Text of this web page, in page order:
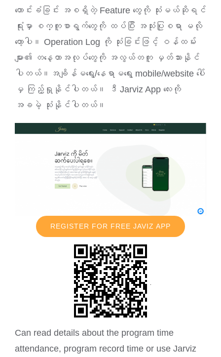
တောင်းခံခြင်း အစရှိတဲ့ Feature တွေကို သုံးမယ်ဆိုရင်
ရုံးမှာ စက္ကူစာရွက်တွေကို ထပ်ပြီး အသုံးပြုစရာ မလို
တော့ပါ။ Operation Log ကို သုံးခြင်းဖြင့် ဝန်ထမ်း
များ၏ တနေ့တာအလုပ်တွေကို အလွယ်တကူ မှတ်သားနိုင်
ပါတယ်။အချိန်မရွေး/နေရာမရွေး mobile/website ပေါ်
မှ ကြည့်ရှုနိုင်ပါတယ်။ ဒီ Jarviz App လေးကို
အခမဲ့ သုံးနိုင်ပါတယ်။
REGISTER FOR FREE JAVIZ APP
Can read details about the program time
attendance, program record time or use Jarviz